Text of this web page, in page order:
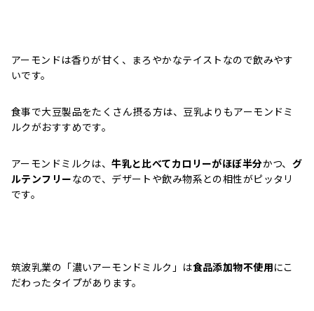
アーモンドは香りが甘く、まろやかなテイストなので飲みやす
いです。
食事で大豆製品をたくさん摂る方は、豆乳よりもアーモンドミ
ルクがおすすめです。
アーモンドミルクは、牛乳と比べてカロリーがほぼ半分かつ、 グ
ルテンフリーなので、デザートや飲み物系との相性がピッタリ
です。
筑波乳業の「濃いアーモンドミルク」は食品添加物不使用にこ
だわったタイプがあります。